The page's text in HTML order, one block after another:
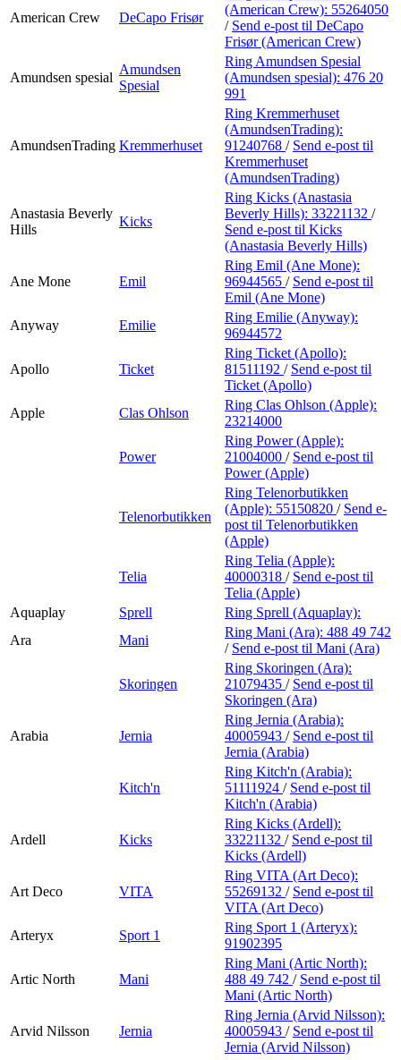
American Crew DeCapo Frisør
(American Crew): 55264050
/ Send e-post til DeCapo
Frisør (American Crew)
Amundsen spesial
Amundsen
Spesial
Ring Amundsen Spesial
(Amundsen spesial): 476 20
991
AmundsenTrading Kremmerhuset
Ring Kremmerhuset
(AmundsenTrading):
91240768 / Send e-post til
Kremmerhuset
(AmundsenTrading)
Anastasia Beverly
Hills
Kicks
Ring Kicks (Anastasia
Beverly Hills): 33221132 /
Send e-post til Kicks
(Anastasia Beverly Hills)
Ane Mone Emil
Ring Emil (Ane Mone):
96944565 / Send e-post til
Emil (Ane Mone)
Anyway
Emilie
Ring Emilie (Anyway):
96944572
Apollo Ticket
Ring Ticket (Apollo):
81511192 / Send e-post til
Ticket (Apollo)
Apple
Clas Ohlson
Ring Clas Ohlson (Apple):
23214000
Power
Ring Power (Apple):
21004000 / Send e-post til
Power (Apple)
Telenorbutikken
Ring Telenorbutikken
(Apple): 55150820 / Send e-
post til Telenorbutikken
(Apple)
Telia
Ring Telia (Apple):
40000318 / Send e-post til
Telia (Apple)
Aquaplay
Sprell
Ring Sprell (Aquaplay):
Ara
Mani
Ring Mani (Ara): 488 49 742
/ Send e-post til Mani (Ara)
Skoringen
Ring Skoringen (Ara):
21079435 / Send e-post til
Skoringen (Ara)
Arabia Jernia
Ring Jernia (Arabia):
40005943 / Send e-post til
Jernia (Arabia)
Kitch'n
Ring Kitch'n (Arabia):
51111924 / Send e-post til
Kitch'n (Arabia)
Ardell Kicks
Ring Kicks (Ardell):
33221132 / Send e-post til
Kicks (Ardell)
Art Deco VITA
Ring VITA (Art Deco):
55269132 / Send e-post til
VITA (Art Deco)
Arteryx
Sport 1
Ring Sport 1 (Arteryx):
91902395
Artic North Mani
Ring Mani (Artic North):
488 49 742 / Send e-post til
Mani (Artic North)
Arvid Nilsson Jernia
Ring Jernia (Arvid Nilsson):
40005943 / Send e-post til
Jernia (Arvid Nilsson)